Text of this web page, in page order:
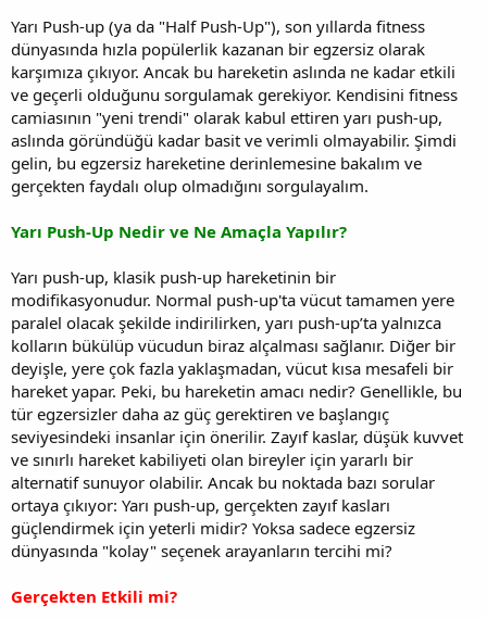
t
a
n
r
i
h
Yarı Push-up (ya da "Half Push-Up"), son yıllarda fitness
dünyasında hızla popülerlik kazanan bir egzersiz olarak
karşımıza çıkıyor. Ancak bu hareketin aslında ne kadar etkili
ve geçerli olduğunu sorgulamak gerekiyor. Kendisini fitness
camiasının "yeni trendi" olarak kabul ettiren yarı push-up,
aslında göründüğü kadar basit ve verimli olmayabilir. Şimdi
gelin, bu egzersiz hareketine derinlemesine bakalım ve
gerçekten faydalı olup olmadığını sorgulayalım.
Yarı Push-Up Nedir ve Ne Amaçla Yapılır?
Yarı push-up, klasik push-up hareketinin bir
modifikasyonudur. Normal push-up'ta vücut tamamen yere
paralel olacak şekilde indirilirken, yarı push-up’ta yalnızca
kolların bükülüp vücudun biraz alçalması sağlanır. Diğer bir
deyişle, yere çok fazla yaklaşmadan, vücut kısa mesafeli bir
hareket yapar. Peki, bu hareketin amacı nedir? Genellikle, bu
tür egzersizler daha az güç gerektiren ve başlangıç
seviyesindeki insanlar için önerilir. Zayıf kaslar, düşük kuvvet
ve sınırlı hareket kabiliyeti olan bireyler için yararlı bir
alternatif sunuyor olabilir. Ancak bu noktada bazı sorular
ortaya çıkıyor: Yarı push-up, gerçekten zayıf kasları
güçlendirmek için yeterli midir? Yoksa sadece egzersiz
dünyasında "kolay" seçenek arayanların tercihi mi?
Gerçekten Etkili mi?